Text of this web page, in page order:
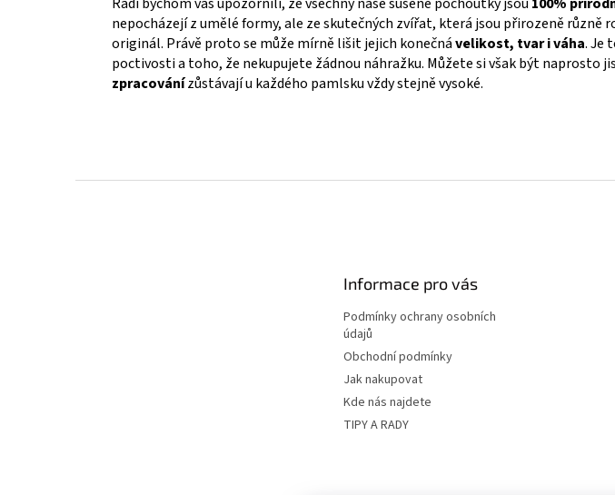
nepocházejí z umělé formy, ale ze skutečných zvířat, která jsou přirozeně různě
originál. Právě proto se může mírně lišit jejich konečnávelikost, tvar i váha. Je
poctivosti a toho, že nekupujete žádnou náhražku. Můžete si však být naprosto
zpracovánízůstávají u každého pamlsku vždy stejně vysoké.
Informace pro vás
Podmínky ochrany osobních
údajů
Obchodní podmínky
Jak nakupovat
Kde nás najdete
TIPY A RADY